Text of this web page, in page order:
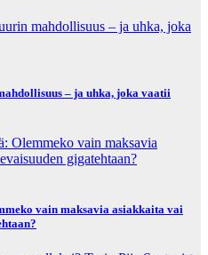
– ja uhka, joka vaatii
vain maksavia asiakkaita vai